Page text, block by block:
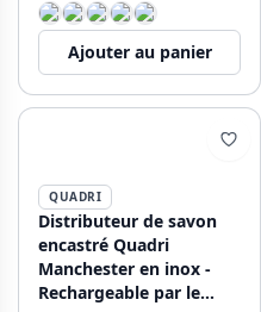
Ajouter au panier
QUADRI
Distributeur de savon
encastré Quadri
Manchester en inox -
Rechargeable par le